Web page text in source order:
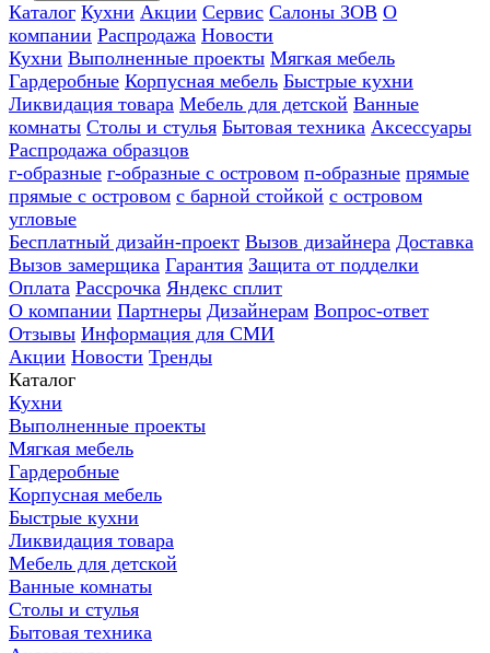
Каталог Кухни Акции Сервис Салоны ЗОВ О
компании Распродажа Новости
Кухни Выполненные проекты Мягкая мебель
Гардеробные Корпусная мебель Быстрые кухни
Ликвидация товара Мебель для детской Ванные
комнаты Столы и стулья Бытовая техника Аксессуары
Распродажа образцов
г-образные г-образные с островом п-образные прямые
прямые с островом с барной стойкой с островом
угловые
Бесплатный дизайн-проект Вызов дизайнера Доставка
Вызов замерщика Гарантия Защита от подделки
Оплата Рассрочка Яндекс сплит
О компании Партнеры Дизайнерам Вопрос-ответ
Отзывы Информация для СМИ
Акции Новости Тренды
Каталог
Кухни
Выполненные проекты
Мягкая мебель
Гардеробные
Корпусная мебель
Быстрые кухни
Ликвидация товара
Мебель для детской
Ванные комнаты
Столы и стулья
Бытовая техника